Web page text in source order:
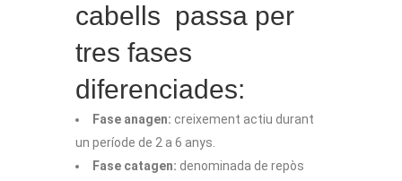
cabells passa per
tres fases
diferenciades:
Fase anagen: creixement actiu durant
un període de 2 a 6 anys.
Fase catagen: denominada de repòs